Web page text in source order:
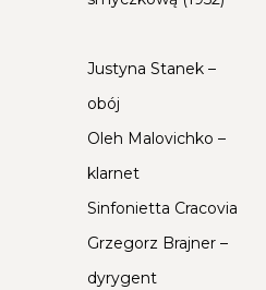
Justyna Stanek –
obój
Oleh Malovichko –
klarnet
Sinfonietta Cracovia
Grzegorz Brajner –
dyrygent